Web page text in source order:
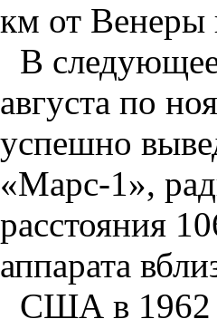
км от Венеры
В
августа по
успешно
«Марс-1»,
расстояния
аппарата
США в 1962